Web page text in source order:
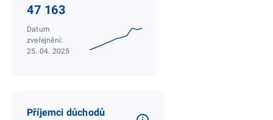
47 163
Datum
zveřejnění:
25. 04. 2025
Příjemci důchodů